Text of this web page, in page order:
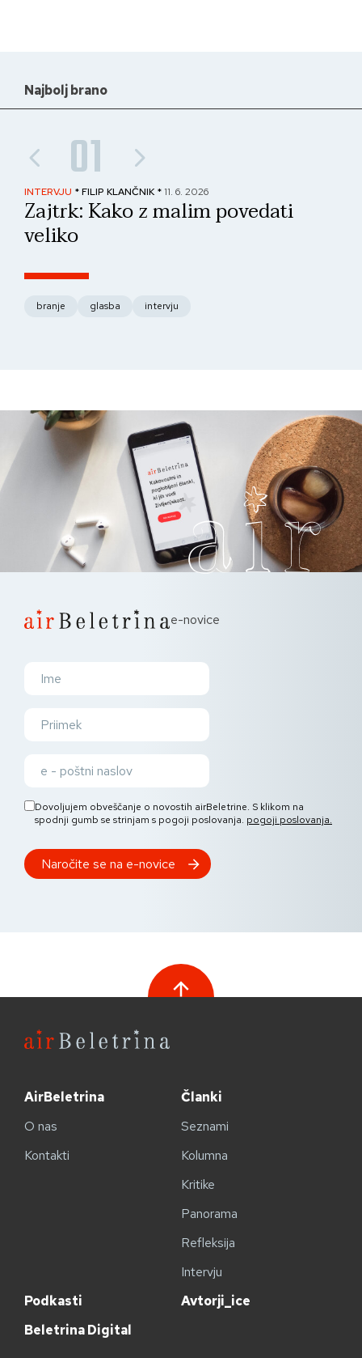
Najbolj brano
01
INTERVJU * FILIP KLANČNIK * 11. 6. 2026
Zajtrk: Kako z malim povedati
veliko
branje glasba intervju
e-novice
Dovoljujem obveščanje o novostih airBeletrine. S klikom na
spodnji gumb se strinjam s pogoji poslovanja. pogoji poslovanja.
AirBeletrina
O nas
Kontakti
Članki
Seznami
Kolumna
Kritike
Panorama
Refleksija
Intervju
Podkasti
Avtorji_ice
Beletrina Digital